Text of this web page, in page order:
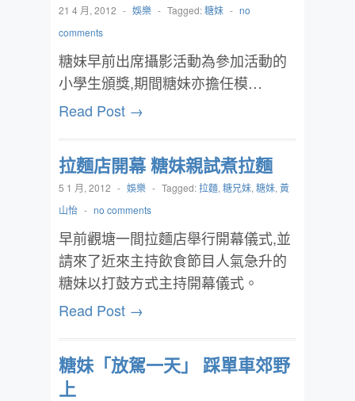
21 4 月, 2012 - 娛樂 - Tagged:糖妹 - no
comments
糖妹早前出席攝影活動為參加活動的
小學生頒獎,期間糖妹亦擔任模…
Read Post →
拉麵店開幕 糖妹親試煮拉麵
5 1 月, 2012 - 娛樂 - Tagged:拉麵, 糖兄妹, 糖妹, 黃
山怡 - no comments
早前觀塘一間拉麵店舉行開幕儀式,並
請來了近來主持飲食節目人氣急升的
糖妹以打鼓方式主持開幕儀式。
Read Post →
糖妹「放駕一天」 踩單車郊野
上